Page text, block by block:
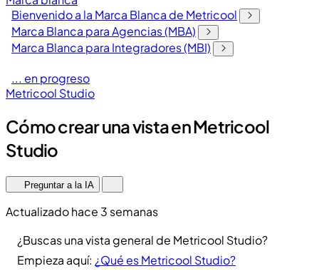
Bienvenido a la Marca Blanca de Metricool
Marca Blanca para Agencias (MBA)
Marca Blanca para Integradores (MBI)
... en progreso
Metricool Studio
Cómo crear una vista en Metricool
Studio
Preguntar a la IA
Actualizado hace 3 semanas
¿Buscas una vista general de Metricool Studio?
Empieza aquí: ¿Qué es Metricool Studio?